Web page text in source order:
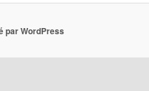
par WordPress